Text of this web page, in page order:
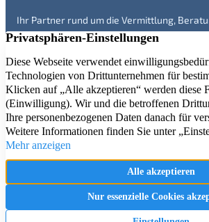
Ihr Partner rund um die Vermittlung,
von Immobilien in Engelskirchen und
Immobilienangebote
Aktuelle Referenzen
Immobilienbewertung
Immobilien Ratgeber
Service